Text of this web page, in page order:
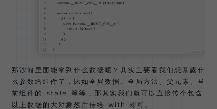
那沙箱里面能拿到什么数据呢？其实主要看我们想暴露什
么参数给组件了，比如全局数据、全局方法、父元素、当
前组件的 state 等等，那其实我们就可以直接传个包含
以上数据的大对象然后传给 with 即可。